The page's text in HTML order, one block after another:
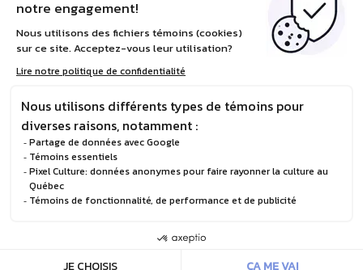
VISITEZ CULTURE 3R
© Boréalis, 2026
Politique de confidentialité
Design et développement :STEREO